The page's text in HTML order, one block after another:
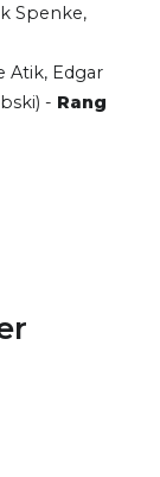
Spenke,
Atik, Edgar
- Rang